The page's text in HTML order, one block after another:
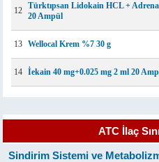
12
Türktıpsan Lidokain HCL +
20 Ampül
13 Wellocal Krem %7 30 g
14 İekain 40 mg+0.025 mg 2 ml 20
ATC İlaç
Sindirim Sistemi ve